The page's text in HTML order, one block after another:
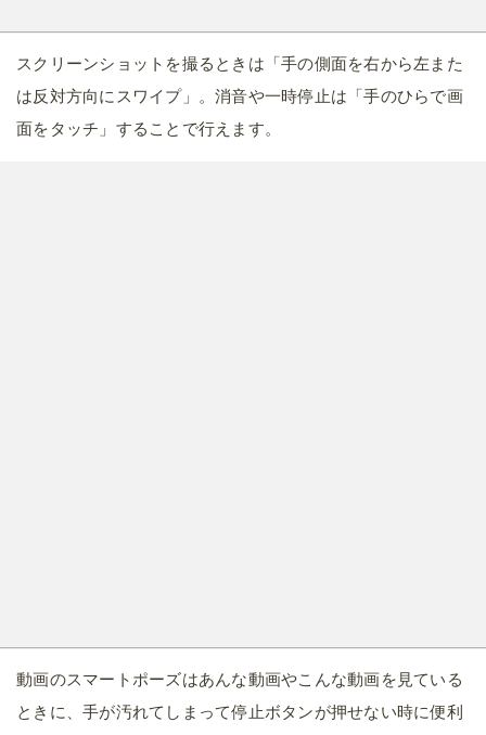
スクリーンショットを撮るときは「手の側面を右から左また
は反対方向にスワイプ」。消音や一時停止は「手のひらで画
面をタッチ」することで行えます。
動画のスマートポーズはあんな動画やこんな動画を見ている
ときに、手が汚れてしまって停止ボタンが押せない時に便利